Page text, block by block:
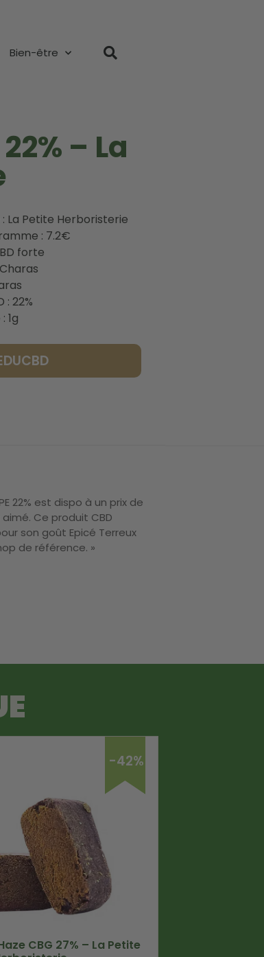
Bien-être
– La
: La Petite Herboristerie
: 7.2€
forte
: 22%
1g
22% est dispo à un prix de
Ce produit CBD
son goût Epicé Terreux
de référence. »
-42%
CBG 27% – La Petite